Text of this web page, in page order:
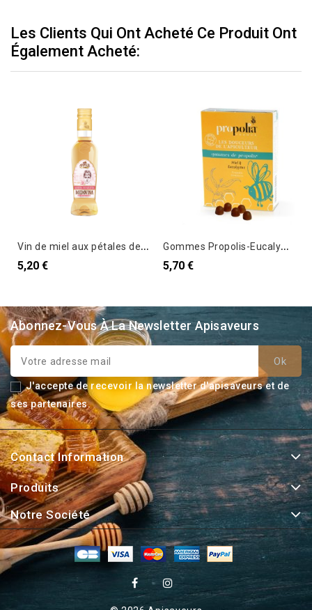
Les Clients Qui Ont Acheté Ce Produit Ont
Également Acheté:
V
in de miel aux pétales de rose - 18cl
5,20 €
G
ommes Propolis-Eucalyptus
5,70 €
Abonnez-Vous À La Newsletter Apisaveurs
J'accepte de recevoir la newsletter d'apisaveurs et de
ses partenaires.
Contact Information
Produits
Notre Société